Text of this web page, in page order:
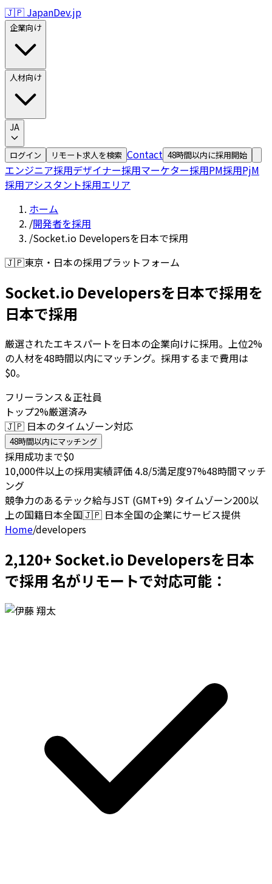
🇯🇵 JapanDev.jp
企業向け
人材向け
JA
ログイン リモート求人を検索 Contact 48時間以内に採用開始
エンジニア採用デザイナー採用マーケター採用PM採用PjM
採用アシスタント採用エリア
ホーム
/開発者を採用
/Socket.io Developersを日本で採用
🇯🇵東京・日本の採用プラットフォーム
Socket.io Developersを日本で採用を
日本で採用
厳選されたエキスパートを日本の企業向けに採用。上位2%
の人材を48時間以内にマッチング。採用するまで費用は
$0。
フリーランス＆正社員
トップ2%厳選済み
🇯🇵 日本のタイムゾーン対応
48時間以内にマッチング
採用成功まで$0
10,000件以上の採用実績評価 4.8/5満足度97%48時間マッチ
ング
競争力のあるテック給与JST (GMT+9) タイムゾーン200以
上の国籍日本全国🇯🇵 日本全国の企業にサービス提供
Home/developers
2,120+ Socket.io Developersを日本
で採用 名がリモートで対応可能：